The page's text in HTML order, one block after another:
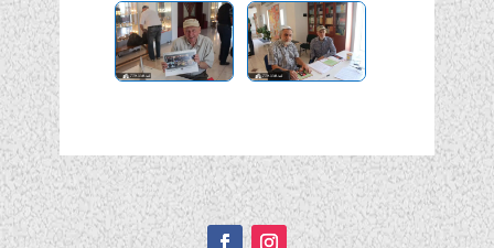
Подписывайтесь!